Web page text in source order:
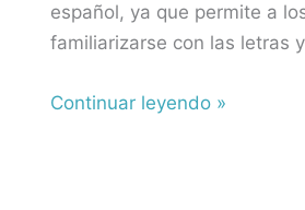
español, ya que permite a
familiarizarse con las letras
Continuar leyendo »